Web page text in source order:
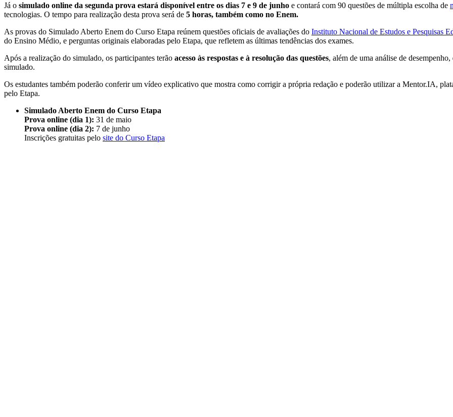
Já o simulado online da segunda prova estará disponível entre os dias 7 e 9 de junho e contará com 90 questões de múltipla escolha de
tecnologias. O tempo para realização desta prova será de 5 horas, também como no Enem.
As provas do Simulado Aberto Enem do Curso Etapa reúnem questões oficiais de avaliações do Instituto Nacional de Estudos e Pesquisas
do Ensino Médio, e perguntas originais elaboradas pelo Etapa, que refletem as últimas tendências dos exames.
Após a realização do simulado, os participantes terão acesso às respostas e à resolução das questões, além de uma análise de
simulado.
Os estudantes também poderão conferir um vídeo explicativo que mostra como corrigir a própria redação e poderão utilizar a Mentor.IA,
pelo Etapa.
Simulado Aberto Enem do Curso Etapa
Prova online (dia 1): 31 de maio
Prova online (dia 2): 7 de junho
Inscrições gratuitas pelo site do Curso Etapa